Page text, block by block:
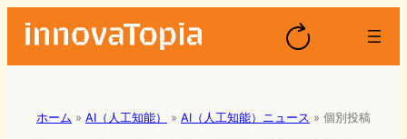
ホーム » AI（人工知能） » AI（人工知能）ニュース » 個別投稿